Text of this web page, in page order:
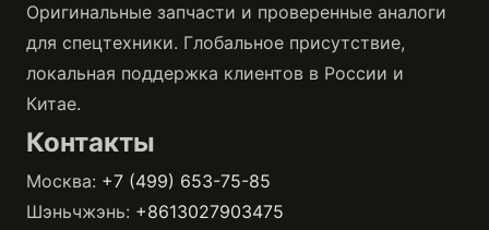
Оригинальные запчасти и проверенные аналоги
для спецтехники. Глобальное присутствие,
локальная поддержка клиентов в России и
Китае.
Контакты
Москва: +7 (499) 653-75-85
Шэньчжэнь: +8613027903475